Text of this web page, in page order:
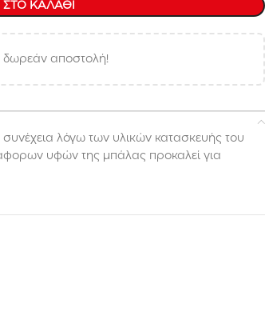
ΚΑΛΆΘΙ
δωρεάν αποστολή!
συνέχεια λόγω των υλικών κατασκευής του
υφών της μπάλας προκαλεί για